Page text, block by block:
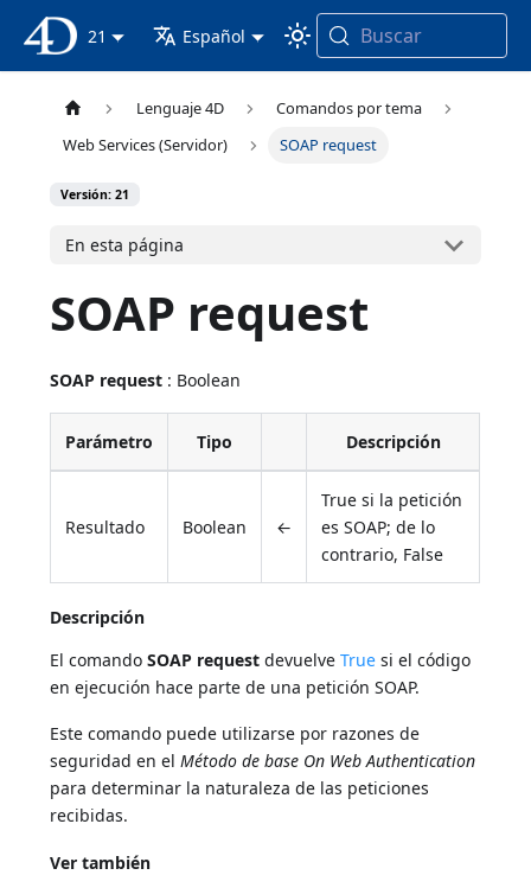
Documentación 4D
21 Español Buscar
Lenguaje 4D
Comandos por tema
Web Services (Servidor)
SOAP request
Versión: 21
En esta página
SOAP request
SOAP request : Boolean
Parámetro Tipo Descripción
Resultado Boolean ←
True si la petición
es SOAP; de lo
contrario, False
Descripción
El comandoSOAP request devuelveTrue si el código
en ejecución hace parte de una petición SOAP.
Este comando puede utilizarse por razones de
seguridad en elMétodo de base On Web Authentication
para determinar la naturaleza de las peticiones
recibidas.
Ver también